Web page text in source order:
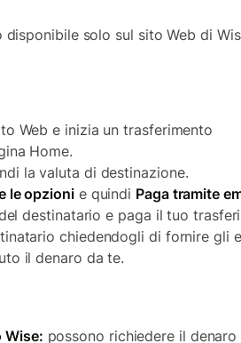
solo sul sito Web di
Web e inizia un trasferimento
Home.
la valuta di destinazione.
le opzionie quindi Paga tramite
destinatario e paga il tuo
chiedendogli di fornire gli
il denaro da te.
Wise: possono richiedere il denaro